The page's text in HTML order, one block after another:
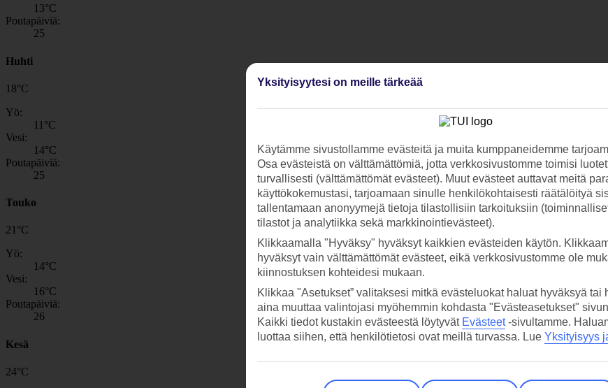
13°C
Poutapäiviä:
25
Huhti
18°C
Yö:
11 °C
Vesi:
14°C
Poutapäiviä:
25
Touko
21°C
Yö:
14°C
Vesi:
16°C
Poutapäiviä:
26
Kesä
24°C
Yksityisyytesi on meille tärkeää
Käytämme sivustollamme evästeitä ja muita kumppaneidemme
Osa evästeistä on välttämättömiä, jotta verkkosivustomme toimisi
turvallisesti (välttämättömät evästeet). Muut evästeet auttavat meitä
käyttökokemustasi, tarjoamaan sinulle henkilökohtaisesti räätälöityä
tallentamaan anonyymejä tietoja tilastollisiin tarkoituksiin
tilastot ja analytiikka sekä markkinointievästeet).
Klikkaamalla "Hyväksy" hyväksyt kaikkien evästeiden käytön.
hyväksyt vain välttämättömät evästeet, eikä verkkosivustomme ole
kiinnostuksen kohteidesi mukaan.
Klikkaa "Asetukset” valitaksesi mitkä evästeluokat haluat hyväksyä tai
aina muuttaa valintojasi myöhemmin kohdasta "Evästeasetukset"
Kaikki tiedot kustakin evästeestä löytyvät Evästeet-sivultamme.
luottaa siihen, että henkilötietosi ovat meillä turvassa. Lue Yksityisyys